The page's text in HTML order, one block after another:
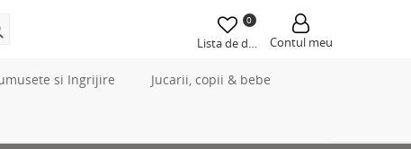
0
Lista de dorințeContul meu
si Ingrijire Jucarii, copii & bebe